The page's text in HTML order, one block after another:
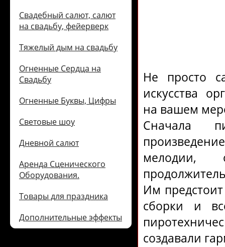
Свадебный салют, салют
на свадьбу, фейерверк
Тяжелый дым на свадьбу
Огненные Сердца на
Свадьбу
Огненные Буквы, Цифры
Световые шоу
Дневной салют
Аренда Сценического
Оборудования.
Товары для праздника
Дополнительные эффекты
Не просто
искусства
на вашем
Сначала
мелодии,
Им
сборки и
создавали